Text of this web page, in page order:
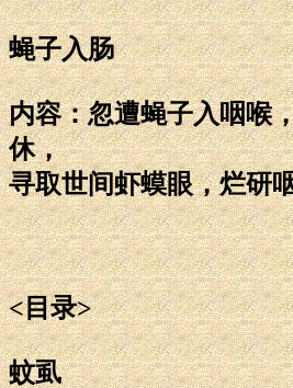
蝇子入肠
内容：忽遭蝇子入咽喉
休，
寻取世间虾蟆眼，烂研
<目录>
蚊虱